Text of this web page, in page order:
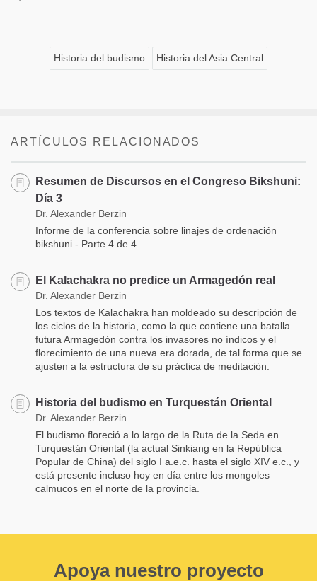
Historia del budismo Historia del Asia Central
ARTÍCULOS RELACIONADOS
Resumen de Discursos en el Congreso Bikshuni:
Día 3
Dr. Alexander Berzin
Informe de la conferencia sobre linajes de ordenación
bikshuni - Parte 4 de 4
El Kalachakra no predice un Armagedón real
Dr. Alexander Berzin
Los textos de Kalachakra han moldeado su descripción de
los ciclos de la historia, como la que contiene una batalla
futura Armagedón contra los invasores no índicos y el
florecimiento de una nueva era dorada, de tal forma que se
ajusten a la estructura de su práctica de meditación.
Historia del budismo en Turquestán Oriental
Dr. Alexander Berzin
El budismo floreció a lo largo de la Ruta de la Seda en
Turquestán Oriental (la actual Sinkiang en la República
Popular de China) del siglo I a.e.c. hasta el siglo XIV e.c., y
está presente incluso hoy en día entre los mongoles
calmucos en el norte de la provincia.
Apoya nuestro proyecto